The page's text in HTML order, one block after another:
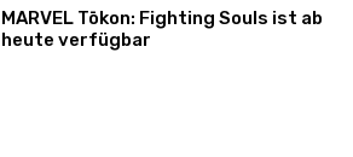
MARVEL Tōkon: Fighting Souls ist ab
heute verfügbar